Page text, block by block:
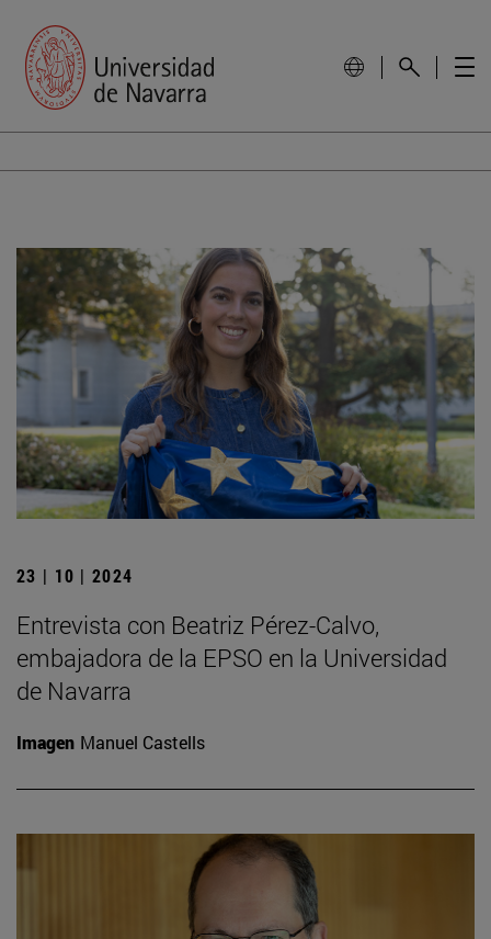
23 | 10 | 2024
Entrevista con Beatriz Pérez-Calvo,
embajadora de la EPSO en la Universidad
de Navarra
Imagen Manuel Castells